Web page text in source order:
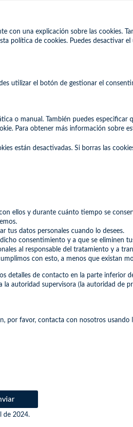
una explicación sobre las cookies.
política de cookies. Puedes
utilizar el botón de gestionar el
o manual. También puedes
Para obtener más información sobre
están desactivadas. Si borras las
ellos y durante cuánto tiempo se
tus datos personales cuando lo desees.
consentimiento y a que se eliminen
al responsable del tratamiento y a
con esto, a menos que existan
detalles de contacto en la parte inferior
la autoridad supervisora (la autoridad de
por favor, contacta con nosotros usando
de 2024.